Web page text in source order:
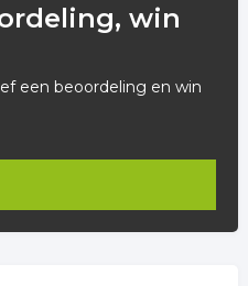
win
een beoordeling en win